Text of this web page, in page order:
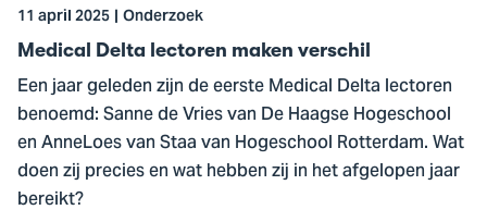
11 april 2025 Onderzoek
Medical Delta lectoren maken verschil
Een jaar geleden zijn de eerste Medical Delta lectoren
benoemd: Sanne de Vries van De Haagse Hogeschool
en AnneLoes van Staa van Hogeschool Rotterdam. Wat
doen zij precies en wat hebben zij in het afgelopen jaar
bereikt?